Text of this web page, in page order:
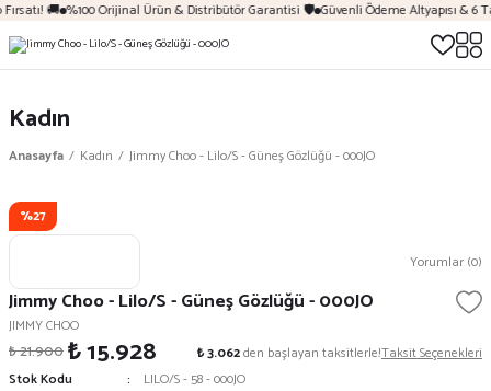
🚚 %100 Orijinal Ürün & Distribütör Garantisi 🛡️ Güvenli Ödeme Altyapısı & 6
Kadın
Anasayfa Kadın Jimmy Choo - Lilo/S - Güneş Gözlüğü - 000JO
%27
Yorumlar (0)
Jimmy Choo - Lilo/S - Güneş Gözlüğü - 000JO
JIMMY CHOO
₺ 21.900₺ 15.928 ₺ 3.062den başlayan taksitlerle!Taksit Seçenekleri
Stok Kodu
LILO/S - 58 - 000JO